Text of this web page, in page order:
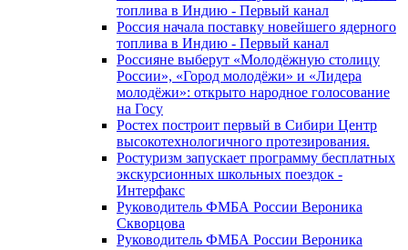
топлива в Индию - Первый канал
Россия начала поставку новейшего ядерного
топлива в Индию - Первый канал
Россияне выберут «Молодёжную столицу
России», «Город молодёжи» и «Лидера
молодёжи»: открыто народное голосование
на Госу
Ростех построит первый в Сибири Центр
высокотехнологичного протезирования.
Ростуризм запускает программу бесплатных
экскурсионных школьных поездок -
Интерфакс
Руководитель ФМБА России Вероника
Скворцова
Руководитель ФМБА России Вероника